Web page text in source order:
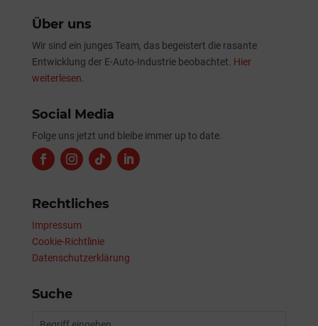
Über uns
Wir sind ein junges Team, das begeistert die rasante
Entwicklung der E-Auto-Industrie beobachtet. Hier
weiterlesen.
Social Media
Folge uns jetzt und bleibe immer up to date.
Rechtliches
Impressum
Cookie-Richtlinie
Datenschutzerklärung
Suche